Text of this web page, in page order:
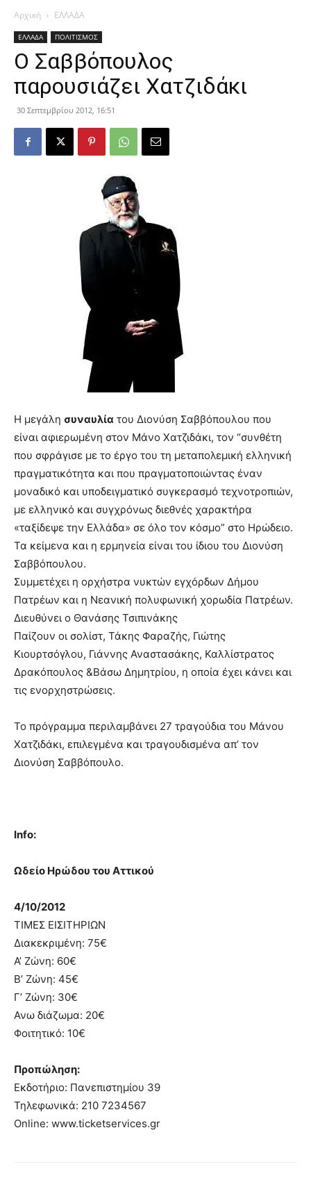
Αρχική ΕΛΛΑΔΑ
ΕΛΛΑΔΑ ΠΟΛΙΤΙΣΜΟΣ
Ο Σαββόπουλος
παρουσιάζει Χατζιδάκι
30 Σεπτεμβρίου 2012, 16:51
Η μεγάλη συναυλία του Διονύση Σαββόπουλου που
είναι αφιερωμένη στον Μάνο Χατζιδάκι, τον “συνθέτη
που σφράγισε με το έργο του τη μεταπολεμική ελληνική
πραγματικότητα και που πραγματοποιώντας έναν
μοναδικό και υποδειγματικό συγκερασμό τεχνοτροπιών,
με ελληνικό και συγχρόνως διεθνές χαρακτήρα
«ταξίδεψε την Ελλάδα» σε όλο τον κόσμο” στο Ηρώδειο.
Τα κείμενα και η ερμηνεία είναι του ίδιου του Διονύση
Σαββόπουλου.
Συμμετέχει η ορχήστρα νυκτών εγχόρδων Δήμου
Πατρέων και η Νεανική πολυφωνική χορωδία Πατρέων.
Διευθύνει ο Θανάσης Τσιπινάκης
Παίζουν οι σολίστ, Τάκης Φαραζής, Γιώτης
Κιουρτσόγλου, Γιάννης Αναστασάκης, Καλλίστρατος
Δρακόπουλος &Βάσω Δημητρίου, η οποία έχει κάνει και
τις ενορχηστρώσεις.
Το πρόγραμμα περιλαμβάνει 27 τραγούδια του Μάνου
Χατζιδάκι, επιλεγμένα και τραγουδισμένα απ’ τον
Διονύση Σαββόπουλο.
Info:
Ωδείο Ηρώδου του Αττικού
4/10/2012
ΤΙΜΕΣ ΕΙΣΙΤΗΡΙΩΝ
Διακεκριμένη: 75€
Α’ Ζώνη: 60€
Β’ Ζώνη: 45€
Γ’ Ζώνη: 30€
Ανω διάζωμα: 20€
Φοιτητικό: 10€
Προπώληση:
Εκδοτήριο: Πανεπιστημίου 39
Τηλεφωνικά: 210 7234567
Online: www.ticketservices.gr